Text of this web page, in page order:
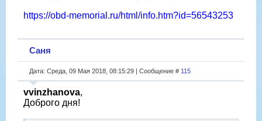
https://obd-memorial.ru/html/info.htm?id=56543253
Саня
Дата: Среда, 09 Мая 2018, 08:15:29 | Сообщение # 115
vvinzhanova,
Доброго дня!